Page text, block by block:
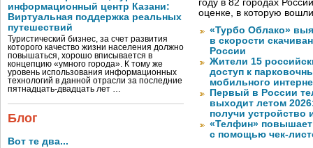
информационный центр Казани:
Виртуальная поддержка реальных
путешествий
Туристический бизнес, за счет развития
которого качество жизни населения должно
повышаться, хорошо вписывается в
концепцию «умного города». К тому же
уровень использования информационных
технологий в данной отрасли за последние
пятнадцать-двадцать лет …
Блог
Вот те два...
году в 82 городах
оценке, в которую
«Турбо Облако»
в скорости
России
Жители 15
доступ к
мобильного
Первый в России
выходит летом
получи устройство
«Телфин» повышает
с помощью чек-